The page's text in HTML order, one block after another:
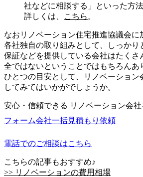
社などに相談する」といった方法
詳しくは、
こちら 。
なおリノベーション住宅推進協議会に
各社独自の取り組みとして、しっかり
保証などを提供している会社はたくさ
全ではないということではもちろんあ
ひとつの目安として、リノベーション
してみてはいかがでしょうか。
安心・信頼できる リノベーション会社
フォーム会社一括見積もり依頼
電話でのご相談はこちら
こちらの記事もおすすめ♪
>> リノベーションの費用相場